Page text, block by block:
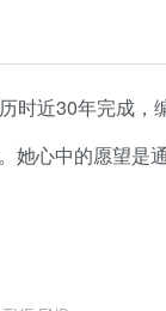
时近30年完成
她心中的愿望是